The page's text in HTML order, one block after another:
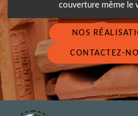
couverture même le
NOS
CONTACTEZ-